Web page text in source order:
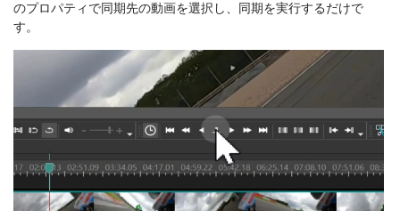
のプロパティで同期先の動画を選択し、同期を実行するだけで
す。